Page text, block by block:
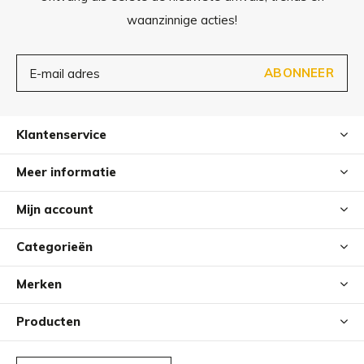
kan ook gemakkelijk met de hand gereinigd worden.
waanzinnige acties!
ABONNEER
Klantenservice
Meer informatie
Mijn account
Categorieën
Merken
Producten